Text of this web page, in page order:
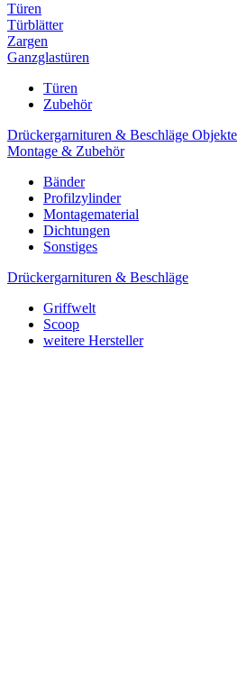
Türen
Türblätter
Zargen
Ganzglastüren
Türen
Zubehör
Drückergarnituren & Beschläge Objekte
Montage & Zubehör
Bänder
Profilzylinder
Montagematerial
Dichtungen
Sonstiges
Drückergarnituren & Beschläge
Griffwelt
Scoop
weitere Hersteller